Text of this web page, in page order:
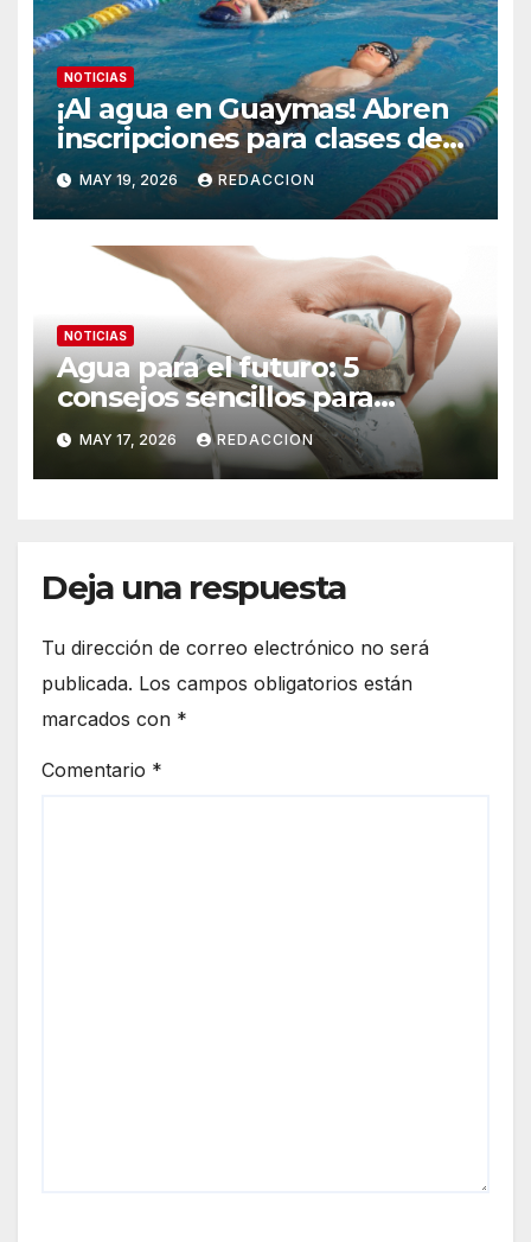
NOTICIAS
¡Al agua en Guaymas! Abren
inscripciones para clases de
natación en la Alberca
Municipal
MAY 19, 2026 REDACCION
NOTICIAS
Agua para el futuro: 5
consejos sencillos para
ahorrar agua en el hogar
MAY 17, 2026 REDACCION
Deja una respuesta
Tu dirección de correo electrónico no será
publicada. Los campos obligatorios están
marcados con *
Comentario *